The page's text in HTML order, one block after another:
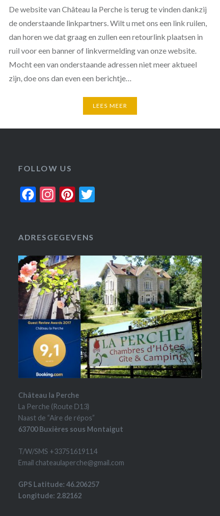
De website van Château la Perche is terug te vinden dankzij
de onderstaande linkpartners. Wilt u met ons een link ruilen,
dan horen we dat graag en zullen een retourlink plaatsen in
ruil voor een banner of linkvermelding van onze website.
Mocht een van onderstaande adressen niet meer aktueel
zijn, doe ons dan even een berichtje…
LEES MEER
FOLLOW US
Facebook
Instagram
Pinterest
ADRESGEGEVENS
Château la Perche
La Perche (Route D13)
Naast de “Aire de répos”
63700 Buxières sous Montaigut
T/W/SMS +33751619114
Email chateaulaperche@gmail.com
GPS Latitude: 46.206257
Longitude: 2.82162